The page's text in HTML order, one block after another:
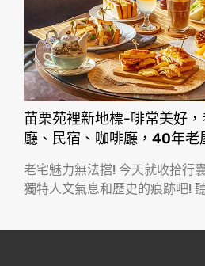
苗栗苑裡新地標-啡常美好
廳、民宿、咖啡廳，40年老
老宅魅力無法擋! 今天就收拾行
獨特人文氣息和歷史的痕跡吧!